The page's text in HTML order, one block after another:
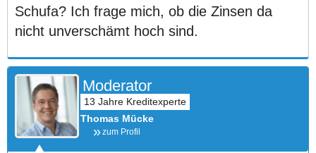
Schufa? Ich frage mich, ob die Zinsen da
nicht unverschämt hoch sind.
Moderator
Thomas Mücke
zum Profil